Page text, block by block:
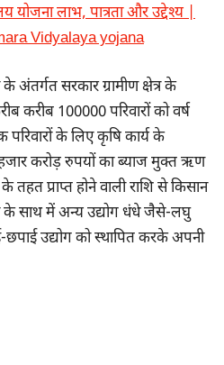
योजना लाभ, पात्रता और उद्देश्य |
Vidyalaya yojana
सरकार ग्रामीण क्षेत्र के
करीब 100000 परिवारों को वर्ष
के लिए कृषि कार्य के
करोड़ रुपयों का ब्याज मुक्त ऋण
तहत प्राप्त होने वाली राशि से किसान
साथ में अन्य उद्योग धंधे जैसे-लघु
छपाई उद्योग को स्थापित करके अपनी